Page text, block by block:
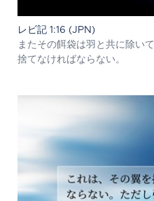
レビ記 1:16 (JPN)
またその餌袋は羽と共に除い
捨てなければならない。